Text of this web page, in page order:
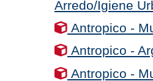
Arredo/Igiene
Antropico -
Antropico -
Antropico -